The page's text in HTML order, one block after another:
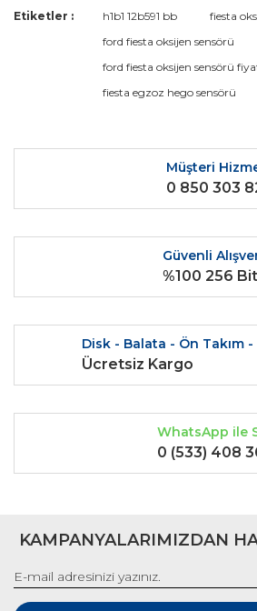
Bu ürüne ilk yorumu siz
Yorum Yaz
Bu ürünün fiyat bilgisi, resim, ürün
kullanarak tarafımıza iletebilirsiniz.
Görüş ve önerileriniz için teşekkür
Ürün bilgilerinde hatalar bulunuyor.
Ürün fiyatı diğer sitelerden daha pahalı.
Bu ürüne benzer farklı alternatifler
Etiketler : h1b1 12b591 bb
fiesta
ford fiesta oksijen sensörü
ford fiesta oksijen sensörü
fiesta egzoz hego sensörü
Müşteri
0 850 303
Güvenli
%100 256
Disk - Balata - Ön Takım
Ücretsiz Kargo
WhatsApp ile
0 (533) 408
KAMPANYALARIMIZDAN